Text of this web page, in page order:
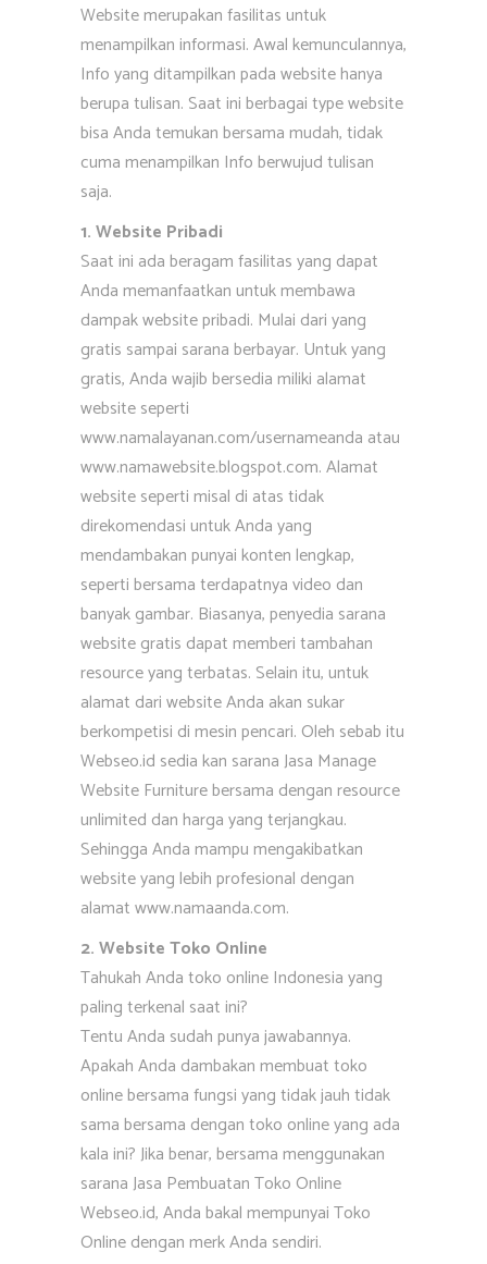
Website merupakan fasilitas untuk
menampilkan informasi. Awal kemunculannya,
Info yang ditampilkan pada website hanya
berupa tulisan. Saat ini berbagai type website
bisa Anda temukan bersama mudah, tidak
cuma menampilkan Info berwujud tulisan
saja.
1. Website Pribadi
Saat ini ada beragam fasilitas yang dapat
Anda memanfaatkan untuk membawa
dampak website pribadi. Mulai dari yang
gratis sampai sarana berbayar. Untuk yang
gratis, Anda wajib bersedia miliki alamat
website seperti
www.namalayanan.com/usernameanda atau
www.namawebsite.blogspot.com. Alamat
website seperti misal di atas tidak
direkomendasi untuk Anda yang
mendambakan punyai konten lengkap,
seperti bersama terdapatnya video dan
banyak gambar. Biasanya, penyedia sarana
website gratis dapat memberi tambahan
resource yang terbatas. Selain itu, untuk
alamat dari website Anda akan sukar
berkompetisi di mesin pencari. Oleh sebab itu
Webseo.id sedia kan sarana Jasa Manage
Website Furniture bersama dengan resource
unlimited dan harga yang terjangkau.
Sehingga Anda mampu mengakibatkan
website yang lebih profesional dengan
alamat www.namaanda.com.
2. Website Toko Online
Tahukah Anda toko online Indonesia yang
paling terkenal saat ini?
Tentu Anda sudah punya jawabannya.
Apakah Anda dambakan membuat toko
online bersama fungsi yang tidak jauh tidak
sama bersama dengan toko online yang ada
kala ini? Jika benar, bersama menggunakan
sarana Jasa Pembuatan Toko Online
Webseo.id, Anda bakal mempunyai Toko
Online dengan merk Anda sendiri.